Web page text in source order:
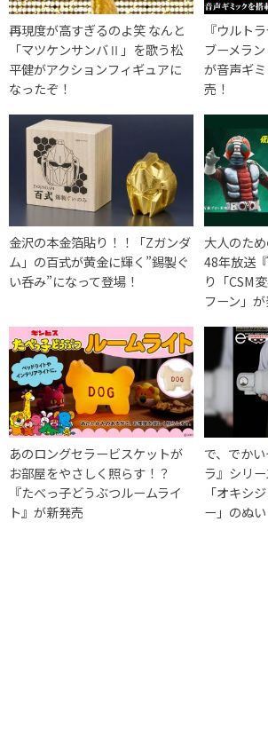
再現度が高すぎるのよ笑 なんと
「マツケンサンバⅡ」を歌う松
平健がアクションフィギュアに
なったぞ！
『ウルト
ブーメラン
が音声ギ
売！
金沢の本金箔貼り！！「Zガンダ
ム」の百式が黄金に輝く”錫製ぐ
い呑み”になって登場！
大人のた
48年放送
り「CSM
フーン」
あのロングセラービスケットが
お部屋をやさしく照らす！？
『たべっ子どうぶつルームライ
ト』が新発売
で、でか
ラ』シリ
「オキシ
ー」のぬ